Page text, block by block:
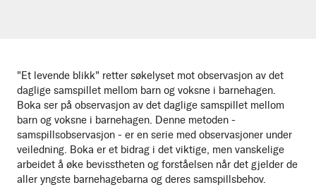
"Et levende blikk" retter søkelyset mot observasjon av det
daglige samspillet mellom barn og voksne i barnehagen.
Boka ser på observasjon av det daglige samspillet mellom
barn og voksne i barnehagen. Denne metoden -
samspillsobservasjon - er en serie med observasjoner under
veiledning. Boka er et bidrag i det viktige, men vanskelige
arbeidet å øke bevisstheten og forståelsen når det gjelder de
aller yngste barnehagebarna og deres samspillsbehov.